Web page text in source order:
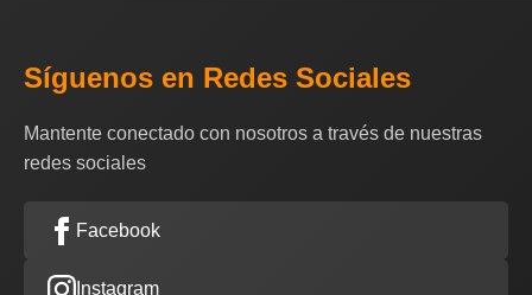
Síguenos en Redes Sociales
Mantente conectado con nosotros a través de nuestras
redes sociales
Facebook
Instagram